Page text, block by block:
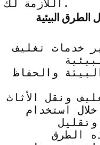
اللازمة لك.
البيئية
خدمات تغليف
والحفاظ
ونقل الأثاث
استخدام
الطرق